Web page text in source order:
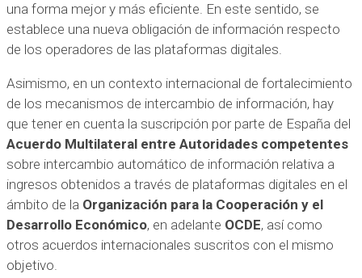
una forma mejor y más eficiente. En este sentido, se
establece una nueva obligación de información respecto
de los operadores de las plataformas digitales.
Asimismo, en un contexto internacional de fortalecimiento
de los mecanismos de intercambio de información, hay
que tener en cuenta la suscripción por parte de España del
Acuerdo Multilateral entre Autoridades competentes
sobre intercambio automático de información relativa a
ingresos obtenidos a través de plataformas digitales en el
ámbito de la Organización para la Cooperación y el
Desarrollo Económico, en adelante OCDE, así como
otros acuerdos internacionales suscritos con el mismo
objetivo.